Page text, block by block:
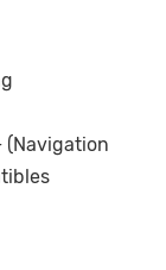
(Navigation